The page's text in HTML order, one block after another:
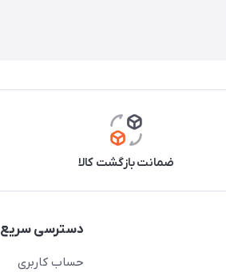
ضمانت بازگشت کالا
دسترسی سریع
حساب کاربری